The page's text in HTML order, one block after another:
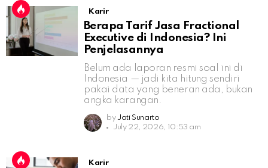
Karir
Berapa Tarif Jasa Fractional
Executive di Indonesia? Ini
Penjelasannya
Belum ada laporan resmi soal ini di
Indonesia — jadi kita hitung sendiri
pakai data yang beneran ada, bukan
angka karangan.
by Jati Sunarto
July 22, 2026, 10:53 am
Karir